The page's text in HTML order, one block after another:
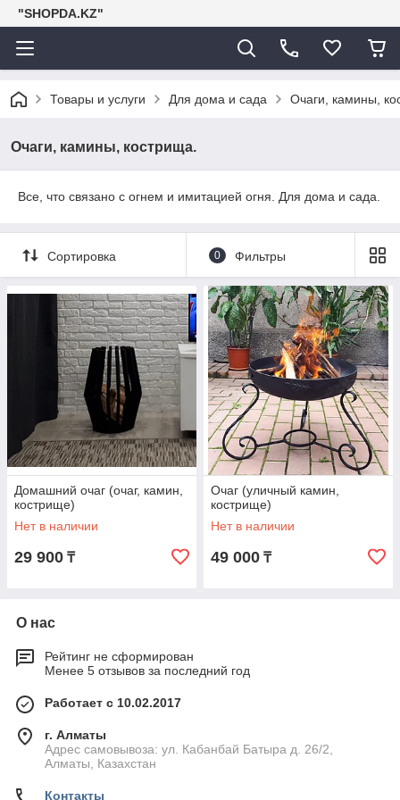
"SHOPDA.KZ"
Товары и услуги Для дома и сада Очаги, камины,
Очаги, камины, кострища.
Все, что связано с огнем и имитацией огня. Для дома и сада.
Сортировка 0 Фильтры
Домашний очаг (очаг, камин,
кострище)
Нет в наличии
29 900 ₸
Очаг (уличный камин,
кострище)
Нет в наличии
49 000 ₸
О нас
Рейтинг не сформирован
Менее 5 отзывов за последний год
Работает с 10.02.2017
г. Алматы
Адрес самовывоза: ул. Кабанбай Батыра д. 26/2,
Алматы, Казахстан
Контакты